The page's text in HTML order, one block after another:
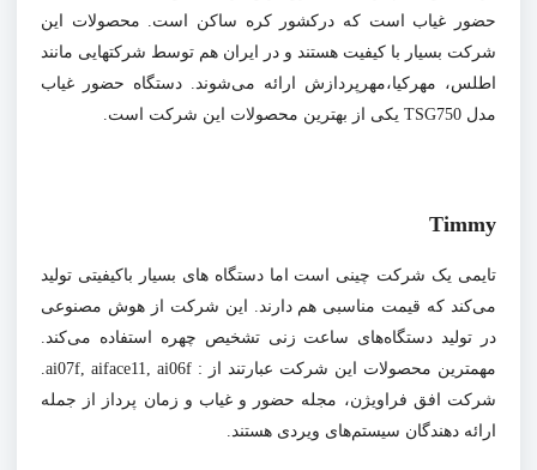
حضور غیاب است که درکشور کره ساکن است. محصولات این
شرکت بسیار با کیفیت هستند و در ایران هم توسط شرکتهایی مانند
اطلس، مهرکیا،مهرپردازش ارائه می‌شوند. دستگاه حضور غیاب
مدل TSG750 یکی از بهترین محصولات این شرکت است.
Timmy
تایمی یک شرکت چینی است اما دستگاه های بسیار باکیفیتی تولید
می‌کند که قیمت مناسبی هم دارند. این شرکت از هوش مصنوعی
در تولید دستگاه‌های ساعت زنی تشخیص چهره استفاده می‌کند.
مهمترین محصولات این شرکت عبارتند از :
شرکت افق فراویژن، مجله حضور و غیاب و زمان پرداز از جمله
ارائه دهندگان سیستم‌های ویردی هستند.